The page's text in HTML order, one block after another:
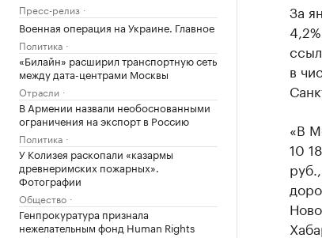
Пресс-релиз
Военная операция на Украине. Главное
Политика
«Билайн» расширил транспортную сеть
между дата-центрами Москвы
Отрасли
В Армении назвали необоснованными
ограничения на экспорт в Россию
Политика
У Колизея раскопали «казармы
древнеримских пожарных».
Фотографии
Общество
Генпрокуратура признала
нежелательным фонд Human Rights
За
в
«В
10